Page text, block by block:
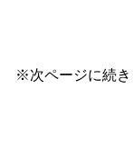
※次ページに続き